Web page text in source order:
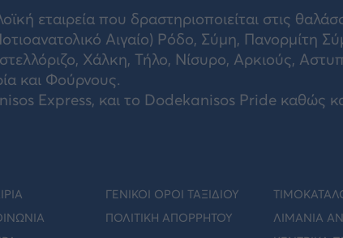
εταιρεία που δραστηριοποιείται στις
Αιγαίο) Ρόδο, Σύμη, Πανορμίτη
Χάλκη, Τήλο, Νίσυρο, Αρκιούς,
και Φούρνους.
Express, και το Dodekanisos Pride καθώς
ΓΕΝΙΚΟΙ ΟΡΟΙ ΤΑΞΙΔΙΟΥ
ΠΟΛΙΤΙΚΗ ΑΠΟΡΡΗΤΟΥ
ΛΙΜΑΝΙΑ